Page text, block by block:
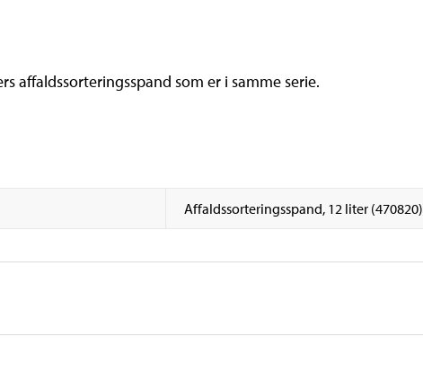
affaldssorteringsspand som er i samme serie.
Affaldssorteringsspand, 12 liter (470820)